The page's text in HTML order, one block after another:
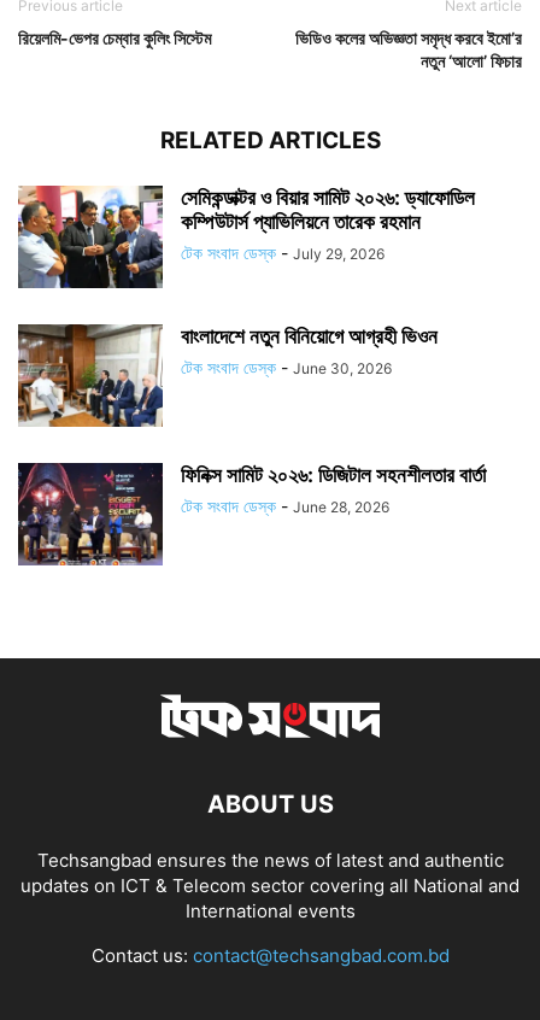
Previous article
রিয়েলমি-ভেপর চেম্বার কুলিং সিস্টেম
Next article
ভিডিও কলের অভিজ্ঞতা সমৃদ্ধ করবে ইমো’র
নতুন ‘আলো’ ফিচার
RELATED ARTICLES
সেমিকন্ডাক্টর ও বিয়ার সামিট ২০২৬: ড্যাফোডিল
কম্পিউটার্স প্যাভিলিয়নে তারেক রহমান
টেক সংবাদ ডেস্ক - July 29, 2026
বাংলাদেশে নতুন বিনিয়োগে আগ্রহী ভিওন
টেক সংবাদ ডেস্ক - June 30, 2026
ফিনিক্স সামিট ২০২৬: ডিজিটাল সহনশীলতার বার্তা
টেক সংবাদ ডেস্ক - June 28, 2026
ABOUT US
Techsangbad ensures the news of latest and authentic
updates on ICT & Telecom sector covering all National and
International events
Contact us: contact@techsangbad.com.bd